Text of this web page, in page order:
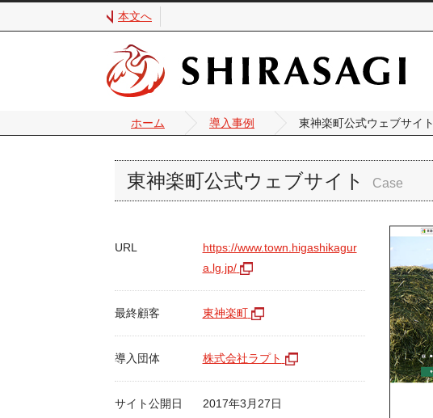
本文へ
ホーム 導入事例 東神楽町公式ウェブサイト
東神楽町公式ウェブサイト
URL
https://www.town.higashikagur
a.lg.jp/
最終顧客 東神楽町
導入団体 株式会社ラプト
サイト公開日 2017年3月27日